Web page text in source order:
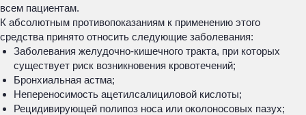
всем пациентам.
К абсолютным противопоказаниям к применению этого
средства принято относить следующие заболевания:
Заболевания желудочно-кишечного тракта, при которых
существует риск возникновения кровотечений;
Бронхиальная астма;
Непереносимость ацетилсалициловой кислоты;
Рецидивирующей полипоз носа или околоносовых пазух;